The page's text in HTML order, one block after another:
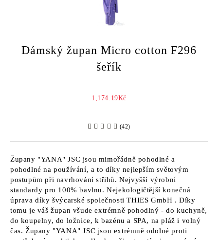
Dámský župan Micro cotton F296
šeřík
1,174.19Kč
(42)
Župany "YANA" JSC jsou mimořádně pohodlné a
pohodlné na používání, a to díky nejlepším světovým
postupům při navrhování střihů. Nejvyšší výrobní
standardy pro 100% bavlnu. Nejekologičtější konečná
úprava díky švýcarské společnostiTHIES GmbH . Díky
tomu je váš župan všude extrémně pohodlný - do kuchyně,
do koupelny, do ložnice, k bazénu a SPA, na pláž i volný
čas. Župany "YANA" JSC jsou extrémně odolné proti